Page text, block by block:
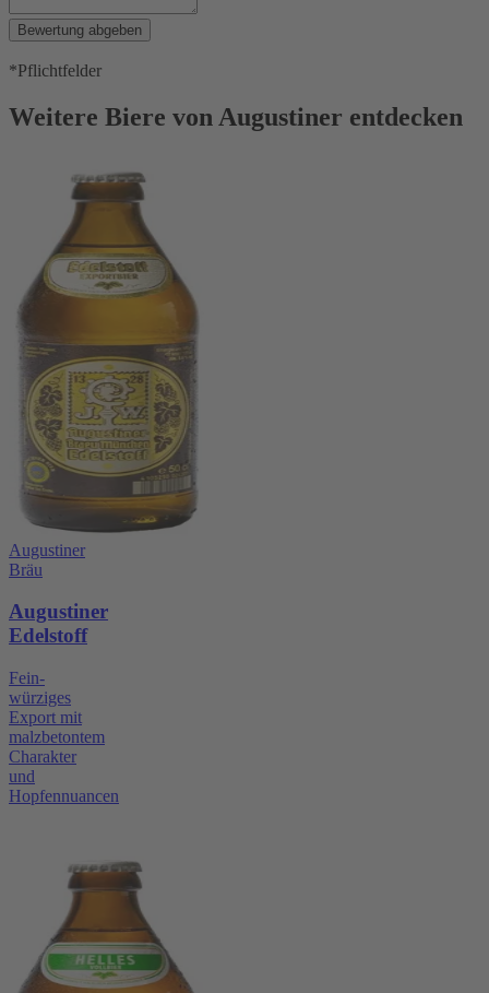
Bewertung abgeben
*Pflichtfelder
Weitere Biere von Augustiner entdecken
Augustiner
Bräu
Augustiner
Edelstoff
Fein-
würziges
Export mit
malzbetontem
Charakter
und
Hopfennuancen